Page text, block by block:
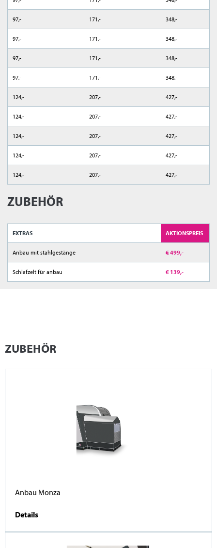
97,- 171,- 348,-
97,- 171,- 348,-
97,- 171,- 348,-
97,- 171,- 348,-
124,- 207,- 427,-
124,- 207,- 427,-
124,- 207,- 427,-
124,- 207,- 427,-
124,- 207,- 427,-
ZUBEHÖR
EXTRAS AKTIONSPREIS
Anbau mit stahlgestänge € 499,-
Schlafzelt für anbau € 139,-
ZUBEHÖR
Anbau Monza
Details